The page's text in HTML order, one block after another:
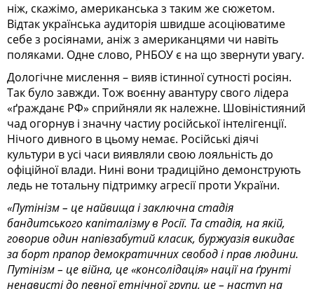
ніж, скажімо, американська з таким же сюжетом.
Відтак українська аудиторія швидше асоціюватиме
себе з росіянами, аніж з американцями чи навіть
поляками. Одне слово, РНБОУ є на що звернути увагу.
Дологічне мислення – вияв істинної сутності росіян.
Так було завжди. Тож воєнну авантуру свого лідера
«ґражданє РФ» сприйняли як належне. Шовіністияний
чад огорнув і значну частиу російської інтелігенції.
Нічого дивного в цьому немає. Російські діячі
культури в усі часи виявляли свою лояльність до
офіційної влади. Нині вони традиційно демонструють
ледь не тотальну підтримку агресії проти України.
«Путінізм – це найвища і заключна стадія
бандитського капіталізму в Росії. Та стадія, на якій,
говорив один напівзабутий класик, буржуазія викидає
за борт прапор демократичних свобод і прав людини.
Путінізм – це війна, це «консолідація» нації на ґрунті
ненависті до певної етнічної групи, це – наступ на